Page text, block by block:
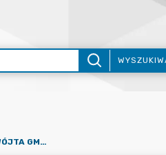
ZARZĄDZENIE NR 6/OW/2023 WÓJTA GMINY LUBAŃ Z DNIA 25 STYCZNIA 2023 R. W SPRAWIE OGŁOSZENIA KONKURSÓW NA STANOWISKA DYREKTORÓW ZESPOŁÓW SZKOLNO – PRZEDSZKOLNYCH PROWADZONYCH PRZEZ GMINĘ LUBAŃ